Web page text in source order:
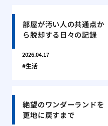
部屋が汚い人の共通点か
ら脱却する日々の記録
2026.04.17
生活
絶望のワンダーランドを
更地に戻すまで